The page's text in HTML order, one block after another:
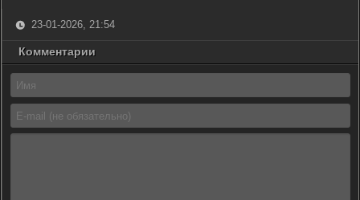
23-01-2026, 21:54
Комментарии